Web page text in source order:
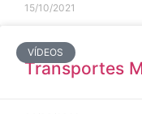
15/10/2021
VÍDEOS
Transportes